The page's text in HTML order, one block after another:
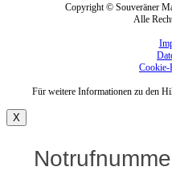
Copyright © Souveräner
Alle
Cookie-
Für weitere Informationen zu den
X